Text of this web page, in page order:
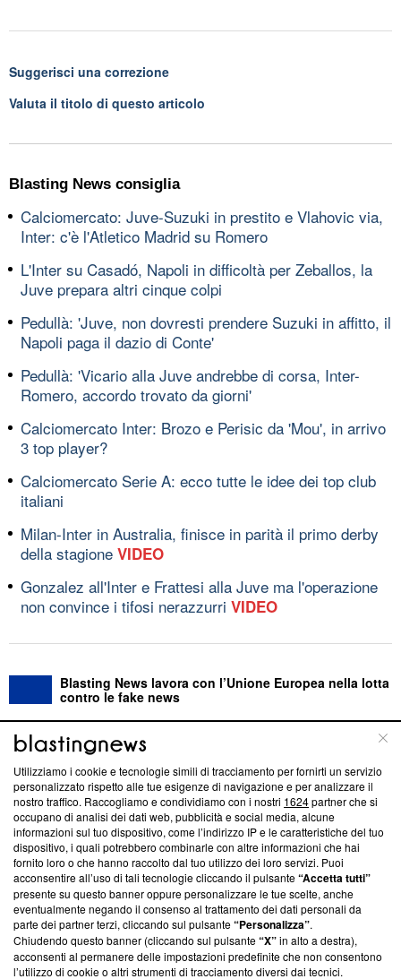
Suggerisci una correzione
Valuta il titolo di questo articolo
Blasting News consiglia
Calciomercato: Juve-Suzuki in prestito e Vlahovic via,
Inter: c'è l'Atletico Madrid su Romero
L'Inter su Casadó, Napoli in difficoltà per Zeballos, la
Juve prepara altri cinque colpi
Pedullà: 'Juve, non dovresti prendere Suzuki in affitto, il
Napoli paga il dazio di Conte'
Pedullà: 'Vicario alla Juve andrebbe di corsa, Inter-
Romero, accordo trovato da giorni'
Calciomercato Inter: Brozo e Perisic da 'Mou', in arrivo
3 top player?
Calciomercato Serie A: ecco tutte le idee dei top club
italiani
Milan-Inter in Australia, finisce in parità il primo derby
della stagione VIDEO
Gonzalez all'Inter e Frattesi alla Juve ma l'operazione
non convince i tifosi nerazzurri VIDEO
Blasting News lavora con l’Unione Europea nella lotta
contro le fake news
ABOUT LINEA EDITORIALE
Questa sezione offre informazioni trasparenti su Blasting
News, sui nostri processi editoriali e su come ci impegniamo a
creare news di qualità. Inoltre, afferma la nostra aderenza a
‘Trust Project - News with Integrity’Blasting News non è
ancora membro del programma, ma ha richiesto di farne
parte; Trust Project non ha ancora effettuato una verifica di
conformità agli standard.
Su di noi
Team editoriale
Utilizziamo i cookie e tecnologie simili di tracciamento per fornirti un servizio
personalizzato rispetto alle tue esigenze di navigazione e per analizzare il
nostro traffico. Raccogliamo e condividiamo con i nostri 1624partner che si
occupano di analisi dei dati web, pubblicità e social media, alcune
informazioni sul tuo dispositivo, come l’indirizzo IP e le caratteristiche del tuo
dispositivo, i quali potrebbero combinarle con altre informazioni che hai
fornito loro o che hanno raccolto dal tuo utilizzo dei loro servizi. Puoi
acconsentire all’uso di tali tecnologie cliccando il pulsante“Accetta tutti”
presente su questo banner oppure personalizzare le tue scelte, anche
eventualmente negando il consenso al trattamento dei dati personali da
parte dei partner terzi, cliccando sul pulsante“Personalizza”.
Chiudendo questo banner (cliccando sul pulsante“X”in alto a destra),
acconsenti al permanere delle impostazioni predefinite che non consentono
l’utilizzo di cookie o altri strumenti di tracciamento diversi dai tecnici.